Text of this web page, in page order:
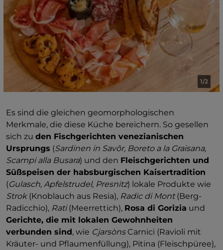
1/2
Es sind die gleichen geomorphologischen
Merkmale, die diese Küche bereichern. So gesellen
sich zu den Fischgerichten venezianischen
Ursprungs (Sardinen in Savôr, Boreto a la Graisana,
Scampi alla Busara) und den Fleischgerichten und
Süßspeisen der habsburgischen Kaisertradition
(Gulasch, Apfelstrudel, Presnitz) lokale Produkte wie
Strok(Knoblauch aus Resia), Radic di Mont(Berg-
Radicchio), Rati(Meerrettich), Rosa di Gorizia und
Gerichte, die mit lokalen Gewohnheiten
verbunden sind, wie Cjarsòns Carnici (Ravioli mit
Kräuter- und Pflaumenfüllung), Pitina (Fleischpüree),